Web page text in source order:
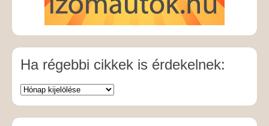
Ha régebbi cikkek is érdekelnek: